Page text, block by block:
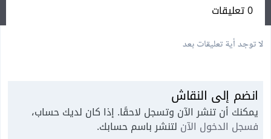
0 تعليقات
لا توجد أية تعليقات بعد
انضم إلى النقاش
يمكنك أن تنشر الآن وتسجل لاحقًا. إذا كان لديك حساب،
فسجل الدخول الآن لتنشر باسم حسابك.